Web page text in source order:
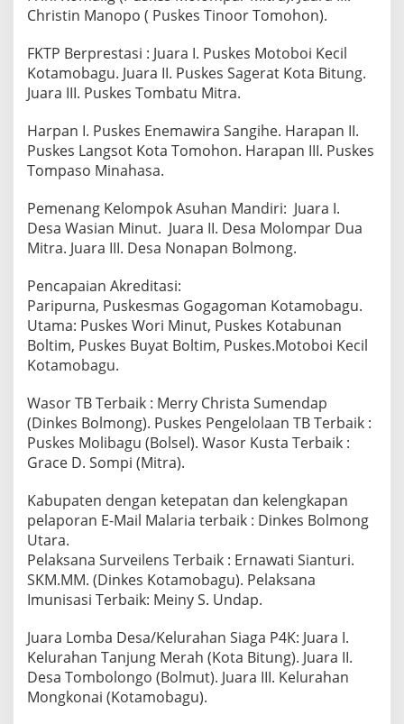
Christin Manopo ( Puskes Tinoor Tomohon).
FKTP Berprestasi : Juara I. Puskes Motoboi Kecil
Kotamobagu. Juara II. Puskes Sagerat Kota Bitung.
Juara III. Puskes Tombatu Mitra.
Harpan I. Puskes Enemawira Sangihe. Harapan II.
Puskes Langsot Kota Tomohon. Harapan III. Puskes
Tompaso Minahasa.
Pemenang Kelompok Asuhan Mandiri: Juara I.
Desa Wasian Minut. Juara II. Desa Molompar Dua
Mitra. Juara III. Desa Nonapan Bolmong.
Pencapaian Akreditasi:
Paripurna, Puskesmas Gogagoman Kotamobagu.
Utama: Puskes Wori Minut, Puskes Kotabunan
Boltim, Puskes Buyat Boltim, Puskes.Motoboi Kecil
Kotamobagu.
Wasor TB Terbaik : Merry Christa Sumendap
(Dinkes Bolmong). Puskes Pengelolaan TB Terbaik :
Puskes Molibagu (Bolsel). Wasor Kusta Terbaik :
Grace D. Sompi (Mitra).
Kabupaten dengan ketepatan dan kelengkapan
pelaporan E-Mail Malaria terbaik : Dinkes Bolmong
Utara.
Pelaksana Surveilens Terbaik : Ernawati Sianturi.
SKM.MM. (Dinkes Kotamobagu). Pelaksana
Imunisasi Terbaik: Meiny S. Undap.
Juara Lomba Desa/Kelurahan Siaga P4K: Juara I.
Kelurahan Tanjung Merah (Kota Bitung). Juara II.
Desa Tombolongo (Bolmut). Juara III. Kelurahan
Mongkonai (Kotamobagu).